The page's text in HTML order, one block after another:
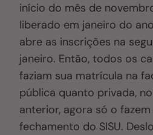
início do mês de
liberado em janeiro do
abre as inscrições na
janeiro. Então, todos os
faziam sua matrícula na
pública quanto privada,
anterior, agora só o
fechamento do SISU. D